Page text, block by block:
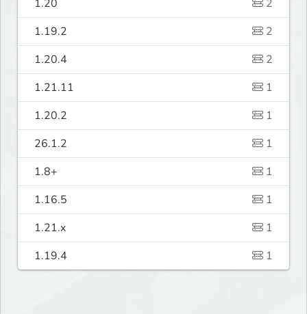
1.20
2
1.19.2
2
1.20.4
2
1.21.11
1
1.20.2
1
26.1.2
1
1.8+
1
1.16.5
1
1.21.x
1
1.19.4
1